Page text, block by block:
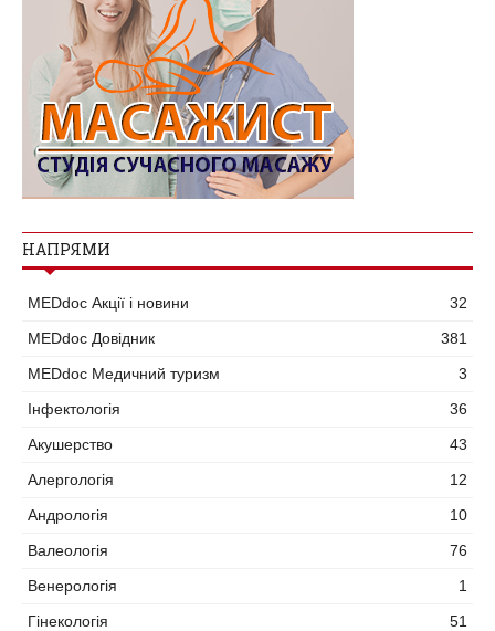
НАПРЯМИ
MEDdoc Акції і новини
32
MEDdoc Довідник
381
MEDdoc Медичний туризм
3
Інфектологія
36
Акушерство
43
Алергологія
12
Андрологія
10
Валеологія
76
Венерологія
1
Гінекологія
51